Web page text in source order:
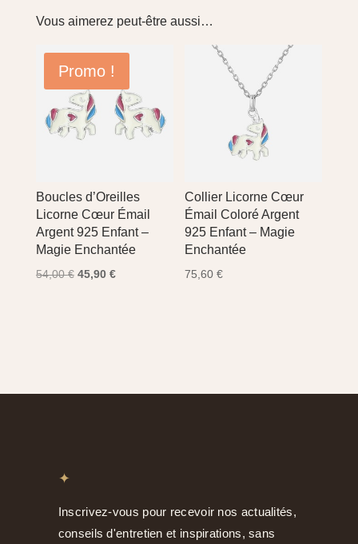
Vous aimerez peut-être aussi…
Promo !
Boucles d’Oreilles
Licorne Cœur Émail
Argent 925 Enfant –
Magie Enchantée
54,00€ Le
45,90 €Le
Collier Licorne Cœur
Émail Coloré Argent
925 Enfant – Magie
Enchantée
75,60€
✦
Inscrivez-vous pour recevoir nos actualités,
conseils d'entretien et inspirations, sans